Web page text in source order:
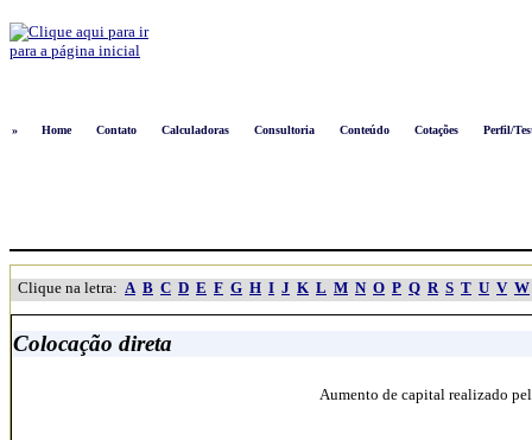
»
Home Contato Calculadoras Consultoria Conteúdo Cotações Perfil/
Clique na letra: A B C D E F G H I J K L M N O P Q R S T U V W
Colocação direta
Aumento de capital realizado